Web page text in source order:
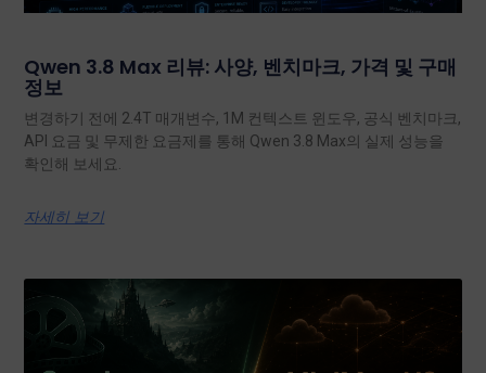
Qwen 3.8 Max 리뷰: 사양, 벤치마크, 가격 및 구매
정보
변경하기 전에 2.4T 매개변수, 1M 컨텍스트 윈도우, 공식 벤치마크,
API 요금 및 무제한 요금제를 통해 Qwen 3.8 Max의 실제 성능을
확인해 보세요.
자세히 보기